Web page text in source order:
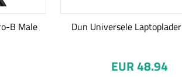
B Male
Dun Universele
EUR 48.94